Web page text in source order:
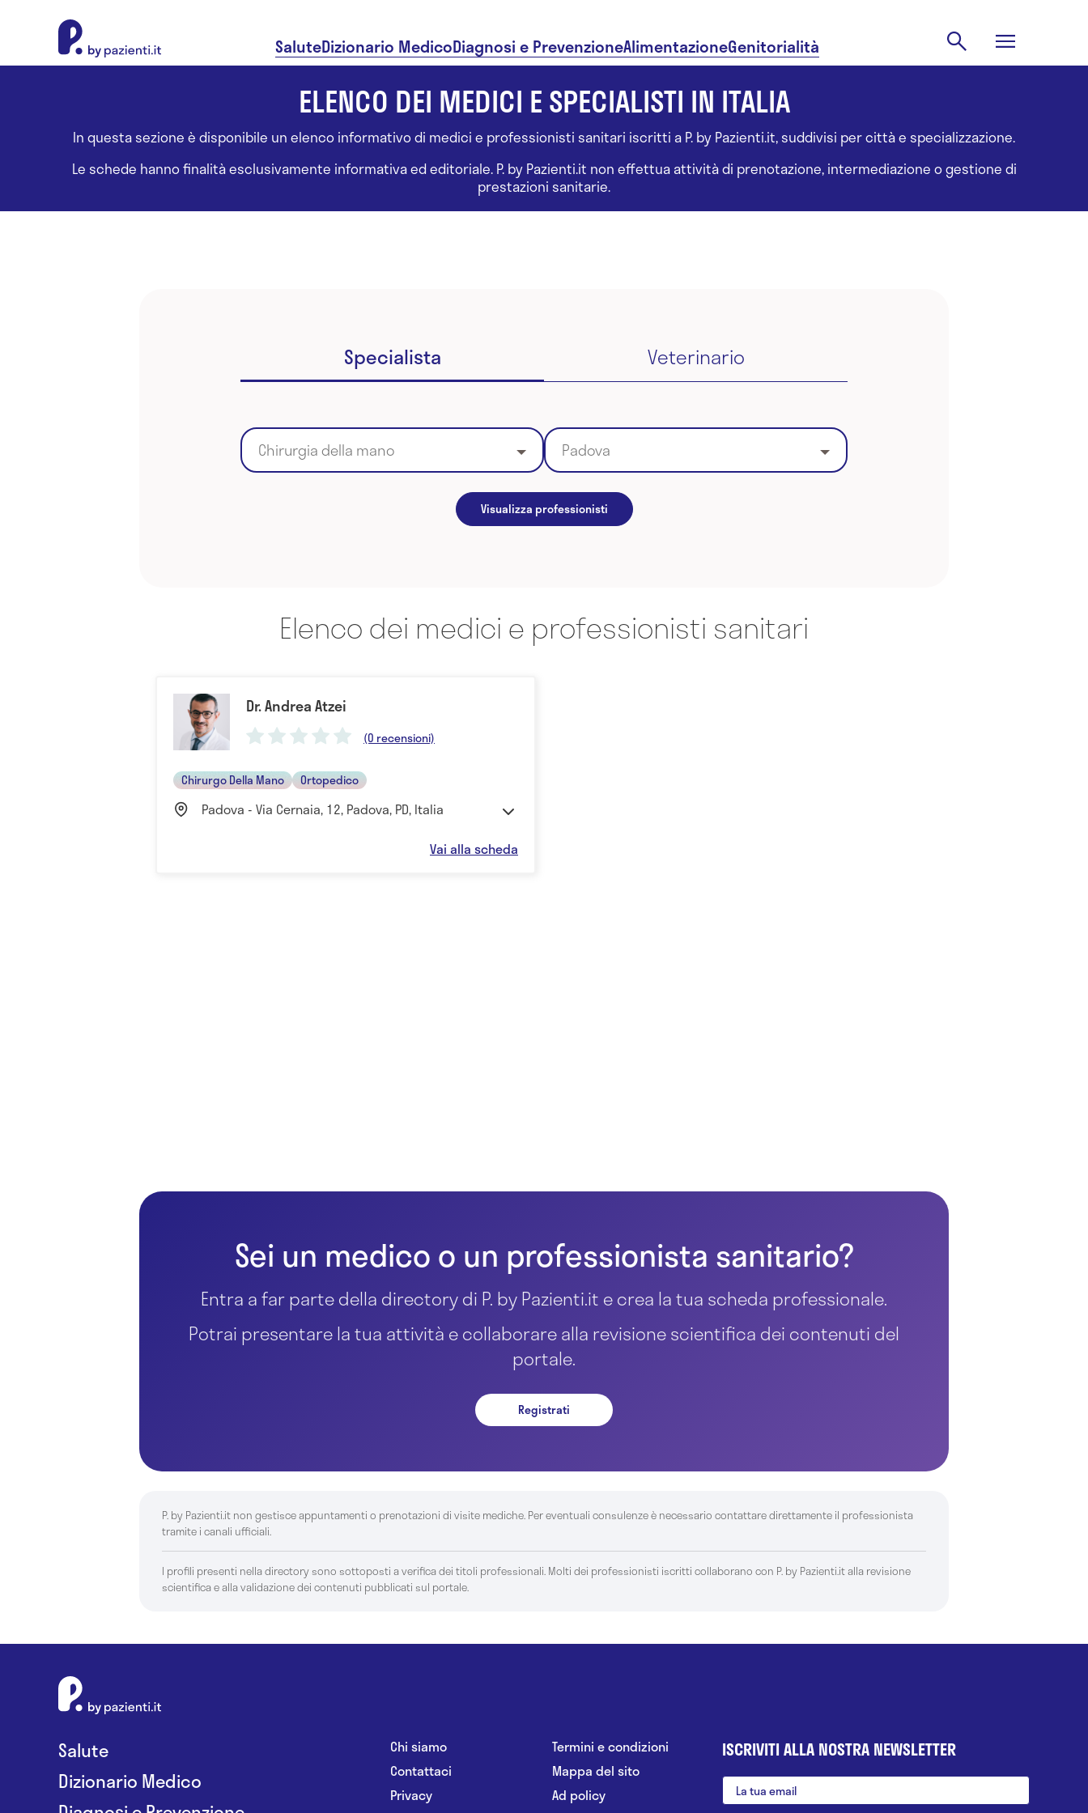
SaluteDizionario MedicoDiagnosi e PrevenzioneAlimentazioneGenitorialità
ELENCO DEI MEDICI E SPECIALISTI IN ITALIA
In questa sezione è disponibile un elenco informativo di medici e professionisti sanitari iscritti a P. by Pazienti.it, suddivisi per città e specializzazione.
Le schede hanno finalità esclusivamente informativa ed editoriale. P. by Pazienti.it non effettua attività di prenotazione, intermediazione o gestione di
prestazioni sanitarie.
Specialista Veterinario
Chirurgia della mano Padova
Visualizza professionisti
Elenco dei medici e professionisti sanitari
Dr. Andrea Atzei
(0 recensioni)
Chirurgo Della Mano Ortopedico
Padova - Via Cernaia, 12, Padova, PD, Italia
Vai alla scheda
Sei un medico o un professionista sanitario?
Entra a far parte della directory di P. by Pazienti.it e crea la tua scheda professionale.
Potrai presentare la tua attività e collaborare alla revisione scientifica dei contenuti del
portale.
Registrati
P. by Pazienti.it non gestisce appuntamenti o prenotazioni di visite mediche. Per eventuali consulenze è necessario contattare direttamente il professionista
tramite i canali ufficiali.
I profili presenti nella directory sono sottoposti a verifica dei titoli professionali. Molti dei professionisti iscritti collaborano con P. by Pazienti.it alla revisione
scientifica e alla validazione dei contenuti pubblicati sul portale.
Salute
Dizionario Medico
Chi siamo
Contattaci
Privacy
Termini e condizioni
Mappa del sito
Ad policy
ISCRIVITI ALLA NOSTRA NEWSLETTER